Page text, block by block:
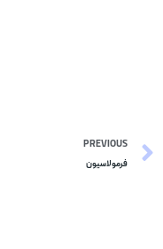
PREVIOUS
فرمولاسیون